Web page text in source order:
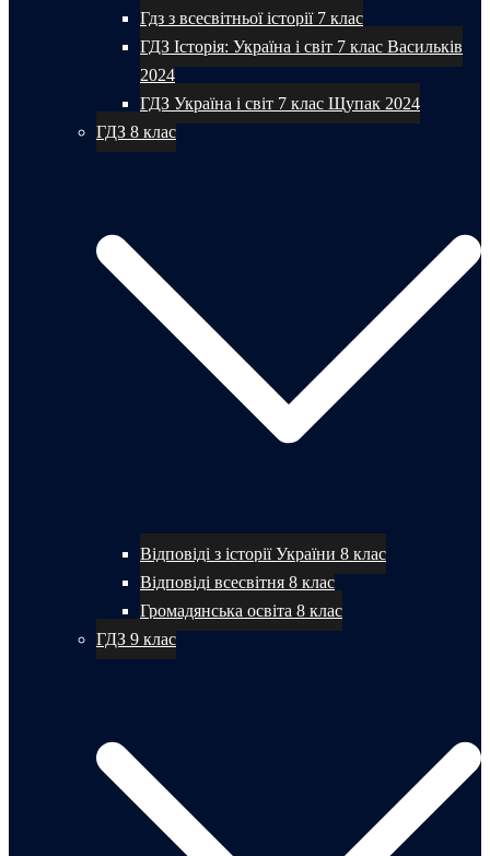
Гдз з всесвітньої історії 7 клас
ГДЗ Історія: Україна і світ 7 клас Васильків
2024
ГДЗ Україна і світ 7 клас Щупак 2024
ГДЗ 8 клас
Відповіді з історії України 8 клас
Відповіді всесвітня 8 клас
Громадянська освіта 8 клас
ГДЗ 9 клас